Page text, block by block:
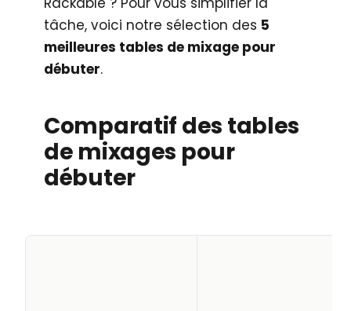
tâche, voici notre sélection des 5
meilleures tables de mixage pour
débuter.
Comparatif des tables
de mixages pour
débuter